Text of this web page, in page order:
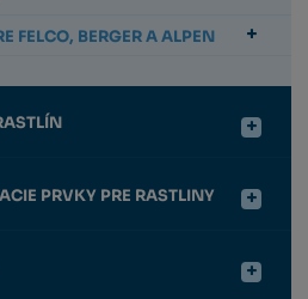
FELCO, BERGER A ALPEN
PRVKY PRE RASTLINY